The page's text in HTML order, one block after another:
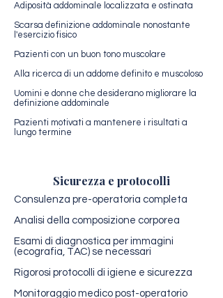
Adiposità addominale localizzata e ostinata
Scarsa definizione addominale nonostante
l'esercizio fisico
Pazienti con un buon tono muscolare
Alla ricerca di un addome definito e muscoloso
Uomini e donne che desiderano migliorare la
definizione addominale
Pazienti motivati a mantenere i risultati a
lungo termine
Sicurezza e protocolli
Consulenza pre-operatoria completa
Analisi della composizione corporea
Esami di diagnostica per immagini
(ecografia, TAC) se necessari
Rigorosi protocolli di igiene e sicurezza
Monitoraggio medico post-operatorio